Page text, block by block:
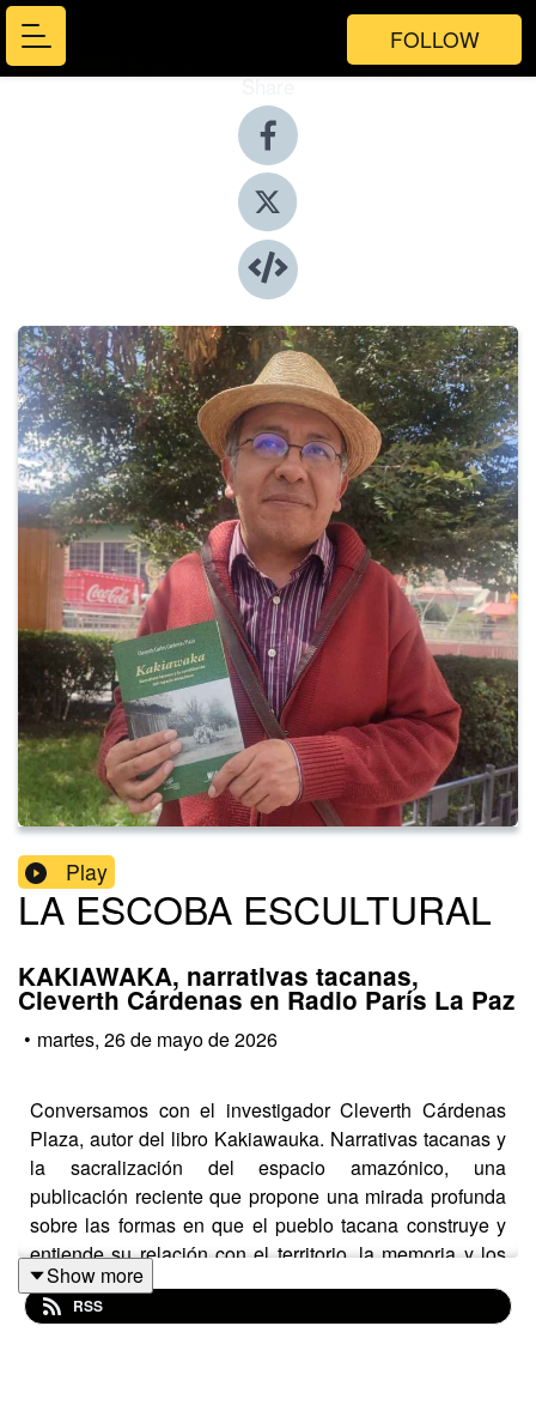
FOLLOW
Share
Play
LA ESCOBA ESCULTURAL
KAKIAWAKA, narrativas tacanas,
Cleverth Cárdenas en Radio París La Paz
• martes, 26 de mayo de 2026
Conversamos con el investigador Cleverth Cárdenas
Plaza, autor del libro Kakiawauka. Narrativas tacanas y
la sacralización del espacio amazónico, una
publicación reciente que propone una mirada profunda
sobre las formas en que el pueblo tacana construye y
entiende su relación con el territorio, la memoria y los
espacios sagrados de la Amazonía. Un programa para
Radio París La Paz.
Show more
RSS